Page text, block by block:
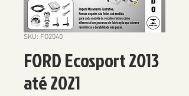
SKU: FO2040
FORD Ecosport 2013
até 2021